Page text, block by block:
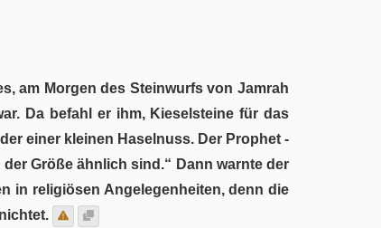
am Morgen des Steinwurfs von Jamrah
Da befahl er ihm, Kieselsteine für das
einer kleinen Haselnuss. Der Prophet -
Größe ähnlich sind.“ Dann warnte der
in religiösen Angelegenheiten, denn die